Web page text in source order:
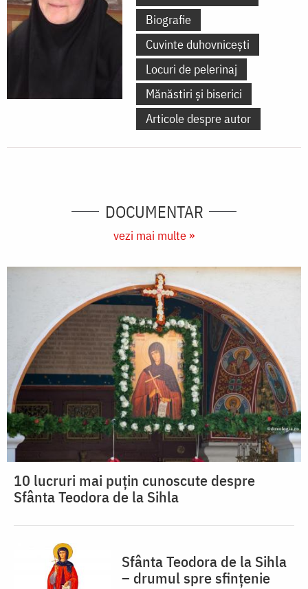
Biografie
Cuvinte duhovnicești
Locuri de pelerinaj
Mănăstiri și biserici
Articole despre autor
DOCUMENTAR
vezi mai multe »
10 lucruri mai puțin cunoscute despre
Sfânta Teodora de la Sihla
Sfânta Teodora de la Sihla
– drumul spre sfințenie